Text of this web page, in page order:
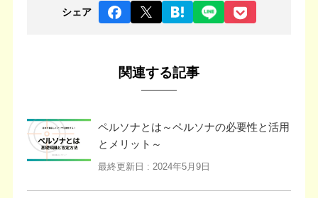
シェア
関連する記事
ペルソナとは～ペルソナの必要性と活用
とメリット～
最終更新日 : 2024年5月9日